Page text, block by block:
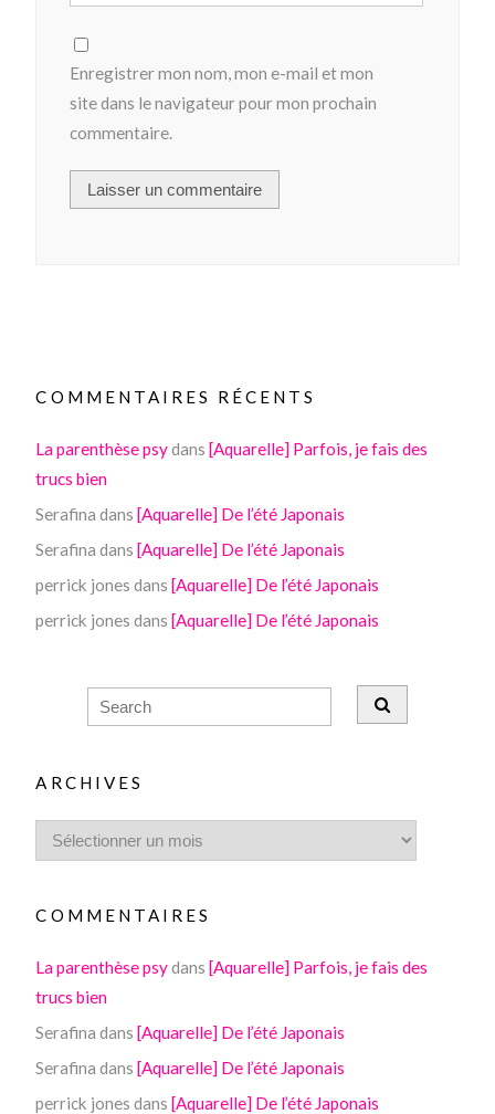
Enregistrer mon nom, mon e-mail et mon
site dans le navigateur pour mon prochain
commentaire.
COMMENTAIRES RÉCENTS
La parenthèse psydans[Aquarelle] Parfois, je fais des
trucs bien
Serafina dans[Aquarelle] De l’été Japonais
Serafina dans[Aquarelle] De l’été Japonais
perrick jones dans[Aquarelle] De l’été Japonais
perrick jones dans[Aquarelle] De l’été Japonais
ARCHIVES
COMMENTAIRES
La parenthèse psydans[Aquarelle] Parfois, je fais des
trucs bien
Serafina dans[Aquarelle] De l’été Japonais
Serafina dans[Aquarelle] De l’été Japonais
perrick jones dans[Aquarelle] De l’été Japonais